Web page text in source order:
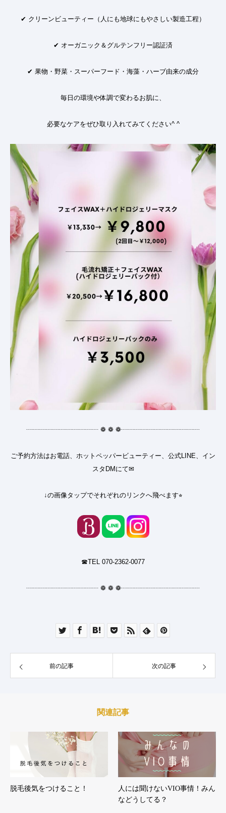
✔ クリーンビューティー（人にも地球にもやさしい製造工程）
✔ オーガニック＆グルテンフリー認証済
✔ 果物・野菜・スーパーフード・海藻・ハーブ由来の成分
毎日の環境や体調で変わるお肌に、
必要なケアをぜひ取り入れてみてください^ ^
┈┈┈┈┈┈┈┈┈┈┈ ❁ ❁ ❁┈┈┈┈┈┈┈┈┈┈┈┈
ご予約方法はお電話、ホットペッパービューティー、公式LINE、イン
スタDMにて✉︎
↓の画像タップでそれぞれのリンクへ飛べます⭐︎
☎︎TEL 070-2362-0077
┈┈┈┈┈┈┈┈┈┈┈ ❁ ❁ ❁┈┈┈┈┈┈┈┈┈┈┈┈
前の記事 次の記事
関連記事
脱毛後気をつけること！
人には聞けないVIO事情！みん
などうしてる？